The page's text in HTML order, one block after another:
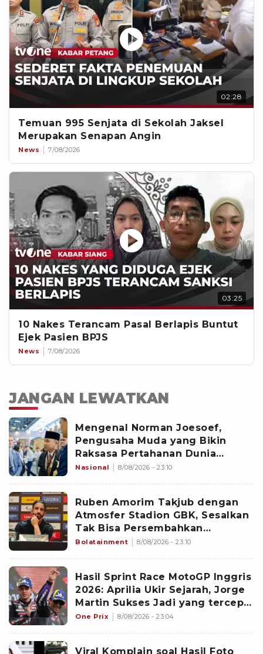
02:28
Temuan 995 Senjata di Sekolah Jaksel
Merupakan Senapan Angin
News 7/08/2026
03:25
10 Nakes Terancam Pasal Berlapis Buntut
Ejek Pasien BPJS
News 7/08/2026
JANGAN LEWATKAN
Mengenal Norman Joesoef,
Pengusaha Muda yang Bikin
Raksasa Pertahanan Dunia
Kepincut Indonesia
Nasional 8/08/2026 - 23:10
Ruben Amorim Takjub dengan
Atmosfer Stadion GBK, Sesalkan
Tak Bisa Persembahkan
Kemenangan untuk Milanisti
Bolatainment 8/08/2026 - 23:10
Hasil Sprint Race MotoGP Inggris
2026: Aprilia Ukir Sejarah, Jorge
Martin Sukses Jadi yang tercepat
di Silverstone
One Prix 8/08/2026 - 23:04
Viral Komplain soal Hasil Foto